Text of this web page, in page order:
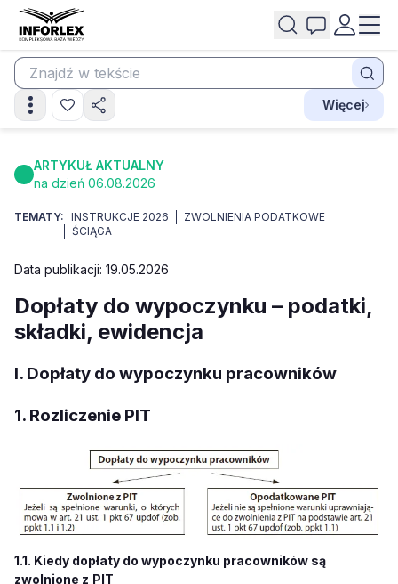
Więcej
ARTYKUŁ AKTUALNY
na dzień 06.08.2026
TEMATY: INSTRUKCJE 2026
ZWOLNIENIA PODATKOWE
ŚCIĄGA
Data publikacji: 19.05.2026
Dopłaty do wypoczynku – podatki,
składki, ewidencja
I. Dopłaty do wypoczynku pracowników
1. Rozliczenie PIT
1.1. Kiedy dopłaty do wypoczynku pracowników są
zwolnione z PIT